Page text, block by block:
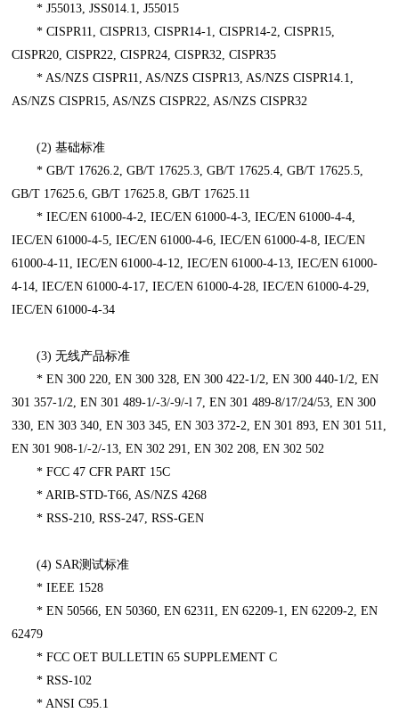
* J55013, JSS014.1, J55015
* CISPR11, CISPR13, CISPR14-1, CISPR14-2, CISPR15,
CISPR20, CISPR22, CISPR24, CISPR32, CISPR35
* AS/NZS CISPR11, AS/NZS CISPR13, AS/NZS CISPR14.1,
AS/NZS CISPR15, AS/NZS CISPR22, AS/NZS CISPR32
(2) 基础标准
* GB/T 17626.2, GB/T 17625.3, GB/T 17625.4, GB/T 17625.5,
GB/T 17625.6, GB/T 17625.8, GB/T 17625.11
* IEC/EN 61000-4-2, IEC/EN 61000-4-3, IEC/EN 61000-4-4,
IEC/EN 61000-4-5, IEC/EN 61000-4-6, IEC/EN 61000-4-8, IEC/EN
61000-4-11, IEC/EN 61000-4-12, IEC/EN 61000-4-13, IEC/EN 61000-
4-14, IEC/EN 61000-4-17, IEC/EN 61000-4-28, IEC/EN 61000-4-29,
IEC/EN 61000-4-34
(3) 无线产品标准
* EN 300 220, EN 300 328, EN 300 422-1/2, EN 300 440-1/2, EN
301 357-1/2, EN 301 489-1/-3/-9/-l 7, EN 301 489-8/17/24/53, EN 300
330, EN 303 340, EN 303 345, EN 303 372-2, EN 301 893, EN 301 511,
EN 301 908-1/-2/-13, EN 302 291, EN 302 208, EN 302 502
* FCC 47 CFR PART 15C
* ARIB-STD-T66, AS/NZS 4268
* RSS-210, RSS-247, RSS-GEN
(4) SAR测试标准
* IEEE 1528
* EN 50566, EN 50360, EN 62311, EN 62209-1, EN 62209-2, EN
62479
* FCC OET BULLETIN 65 SUPPLEMENT C
* RSS-102
* ANSI C95.1